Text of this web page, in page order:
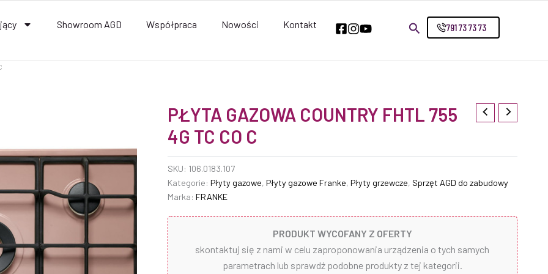
791 73 73 73
Showroom AGD Współpraca Nowości Kontakt
PŁYTA GAZOWA COUNTRY FHTL 755
4G TC CO C
SKU: 106.0183.107
Kategorie: Płyty gazowe, Płyty gazowe Franke, Płyty grzewcze, Sprzęt AGD do zabudowy
Marka: FRANKE
PRODUKT WYCOFANY Z OFERTY
skontaktuj się z nami w celu zaproponowania urządzenia o tych samych
parametrach lub sprawdź podobne produkty z tej kategorii.